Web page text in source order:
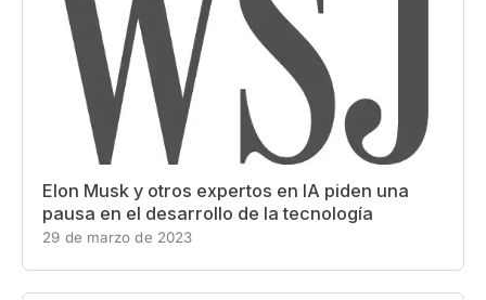
Elon Musk y otros expertos en IA piden una
pausa en el desarrollo de la tecnología
29 de marzo de 2023